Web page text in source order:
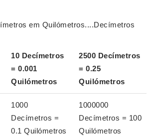
em Quilómetros....Decímetros
10 Decímetros
= 0.001
Quilómetros
2500 Decímetros
= 0.25
Quilómetros
1000
Decímetros =
0.1 Quilómetros
1000000
Decímetros = 100
Quilómetros